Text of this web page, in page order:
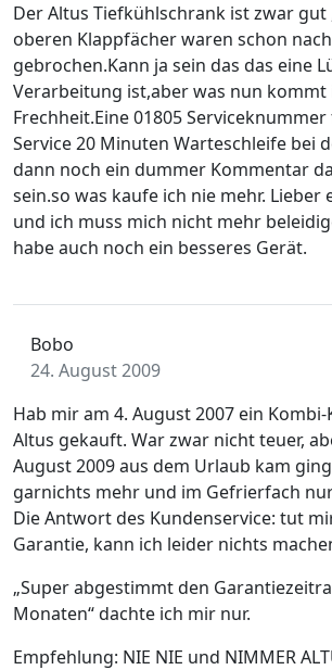
Der Altus Tiefkühlschrank ist zwar gut
oberen Klappfächer waren schon
gebrochen.Kann ja sein das das eine
Verarbeitung ist,aber was nun kommt
Frechheit.Eine 01805
Service 20 Minuten Warteschleife bei
dann noch ein dummer Kommentar
sein.so was kaufe ich nie mehr. Lieber
und ich muss mich nicht mehr
habe auch noch ein besseres Gerät.
Bobo
24. August 2009
Hab mir am 4. August 2007 ein
Altus gekauft. War zwar nicht teuer,
August 2009 aus dem Urlaub kam
garnichts mehr und im Gefrierfach
Die Antwort des Kundenservice: tut
Garantie, kann ich leider nichts
„Super abgestimmt den
Monaten“ dachte ich mir nur.
Empfehlung: NIE NIE und NIMMER